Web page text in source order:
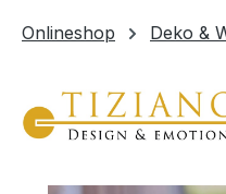
Onlineshop Deko &